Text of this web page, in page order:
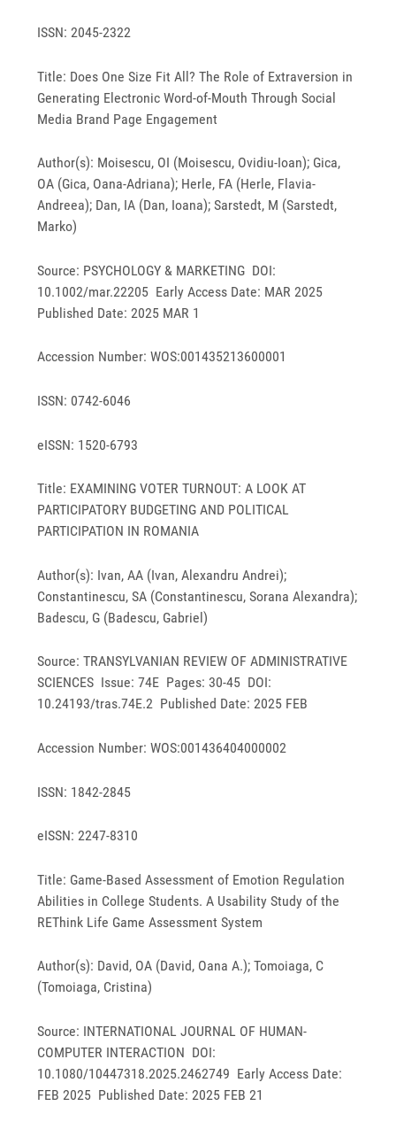
ISSN: 2045-2322
Title: Does One Size Fit All? The Role of Extraversion in
Generating Electronic Word-of-Mouth Through Social
Media Brand Page Engagement
Author(s): Moisescu, OI (Moisescu, Ovidiu-Ioan); Gica,
OA (Gica, Oana-Adriana); Herle, FA (Herle, Flavia-
Andreea); Dan, IA (Dan, Ioana); Sarstedt, M (Sarstedt,
Marko)
Source: PSYCHOLOGY & MARKETING DOI:
10.1002/mar.22205 Early Access Date: MAR 2025
Published Date: 2025 MAR 1
Accession Number: WOS:001435213600001
ISSN: 0742-6046
eISSN: 1520-6793
Title: EXAMINING VOTER TURNOUT: A LOOK AT
PARTICIPATORY BUDGETING AND POLITICAL
PARTICIPATION IN ROMANIA
Author(s): Ivan, AA (Ivan, Alexandru Andrei);
Constantinescu, SA (Constantinescu, Sorana Alexandra);
Badescu, G (Badescu, Gabriel)
Source: TRANSYLVANIAN REVIEW OF ADMINISTRATIVE
SCIENCES Issue: 74E Pages: 30-45 DOI:
10.24193/tras.74E.2 Published Date: 2025 FEB
Accession Number: WOS:001436404000002
ISSN: 1842-2845
eISSN: 2247-8310
Title: Game-Based Assessment of Emotion Regulation
Abilities in College Students. A Usability Study of the
REThink Life Game Assessment System
Author(s): David, OA (David, Oana A.); Tomoiaga, C
(Tomoiaga, Cristina)
Source: INTERNATIONAL JOURNAL OF HUMAN-
COMPUTER INTERACTION DOI:
10.1080/10447318.2025.2462749 Early Access Date:
FEB 2025 Published Date: 2025 FEB 21